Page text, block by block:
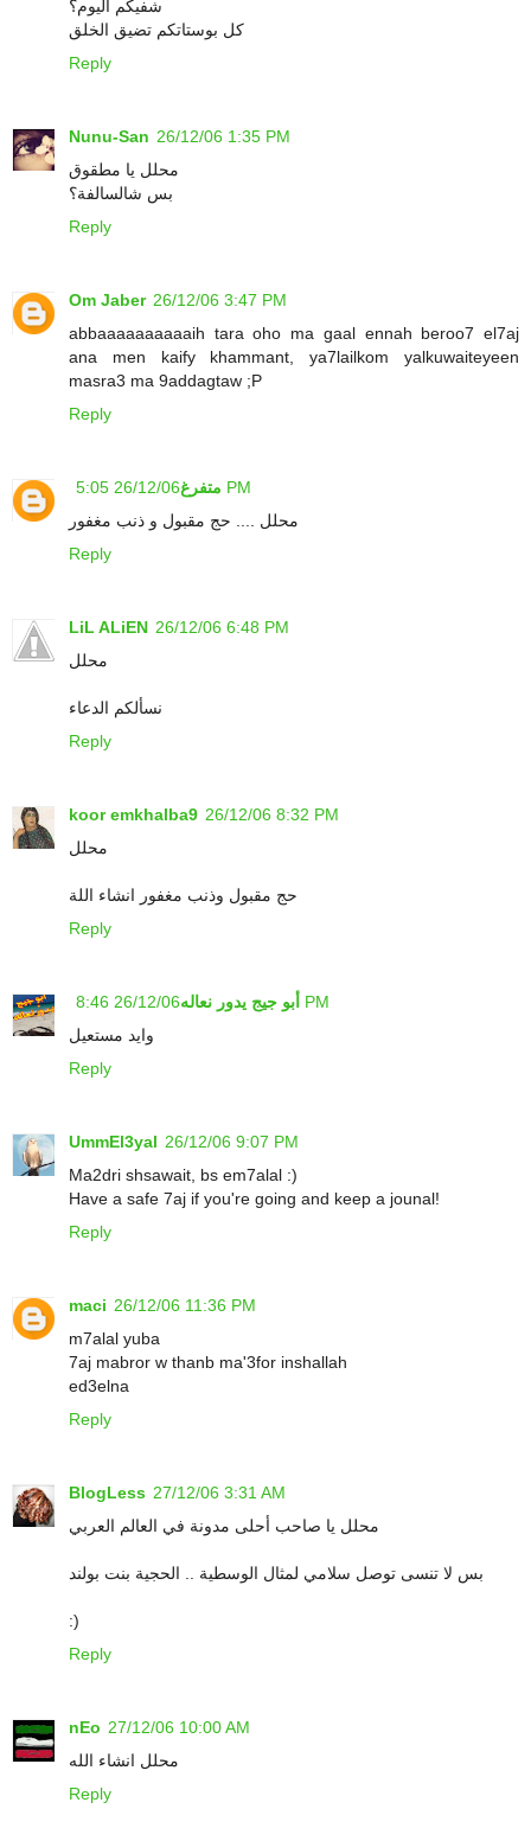
شفيكم اليوم؟
كل بوستاتكم تضيق الخلق
Reply
Nunu-San 26/12/06 1:35 PM
محلل يا مطقوق
بس شالسالفة؟
Reply
Om Jaber 26/12/06 3:47 PM
abbaaaaaaaaaaih tara oho ma gaal ennah beroo7 el7aj
ana men kaify khammant, ya7lailkom yalkuwaiteyeen
masra3 ma 9addagtaw ;P
Reply
متفرغ 26/12/06 5:05 PM
محلل .... حج مقبول و ذنب مغفور
Reply
LiL ALiEN 26/12/06 6:48 PM
محلل
نسألكم الدعاء
Reply
koor emkhalba9 26/12/06 8:32 PM
محلل
حج مقبول وذنب مغفور انشاء اللة
Reply
أبو جيج يدور نعاله 26/12/06 8:46 PM
وايد مستعيل
Reply
UmmEl3yal 26/12/06 9:07 PM
Ma2dri shsawait, bs em7alal :)
Have a safe 7aj if you're going and keep a jounal!
Reply
maci 26/12/06 11:36 PM
m7alal yuba
7aj mabror w thanb ma'3for inshallah
ed3elna
Reply
BlogLess 27/12/06 3:31 AM
محلل يا صاحب أحلى مدونة في العالم العربي
بس لا تنسى توصل سلامي لمثال الوسطية .. الحجية بنت بولند
:)
Reply
nEo 27/12/06 10:00 AM
محلل انشاء الله
Reply